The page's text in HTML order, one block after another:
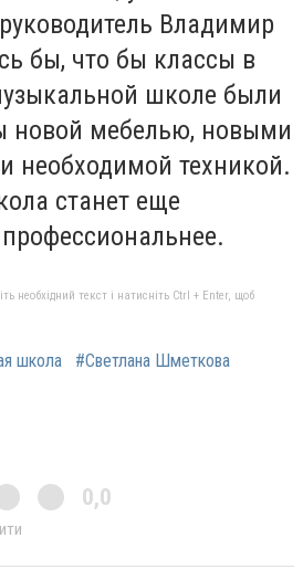
Владимир
бы, что бы классы в
школе были
новой мебелью, новыми
необходимой техникой.
станет еще
необхідний текст і натисніть Ctrl + Enter, щоб
школа #Светлана Шметкова
0,0